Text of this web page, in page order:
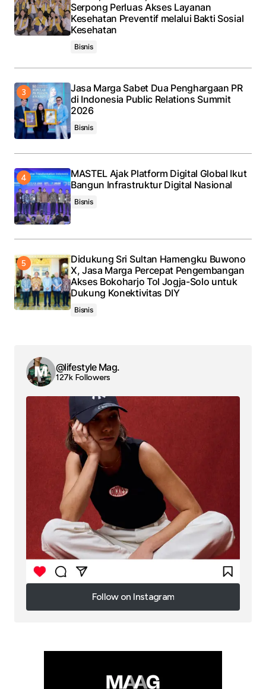
Serpong Perluas Akses Layanan
Kesehatan Preventif melalui Bakti Sosial
Kesehatan
Bisnis
Jasa Marga Sabet Dua Penghargaan PR
di Indonesia Public Relations Summit
2026
Bisnis
MASTEL Ajak Platform Digital Global Ikut
Bangun Infrastruktur Digital Nasional
Bisnis
Didukung Sri Sultan Hamengku Buwono
X, Jasa Marga Percepat Pengembangan
Akses Bokoharjo Tol Jogja-Solo untuk
Dukung Konektivitas DIY
Bisnis
@lifestyle Mag.
127k Followers
Follow on Instagram
Follow on Instagram